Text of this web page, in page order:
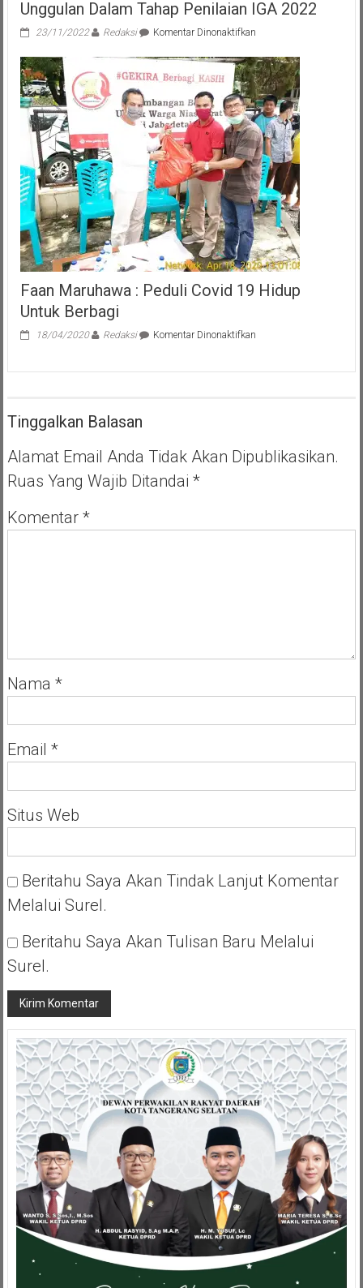
Unggulan Dalam Tahap Penilaian IGA 2022
23/11/2022 Redaksi Komentar Dinonaktifkanpada
Nias
Barat
Paparkan
Dua
Inovasi
Unggulan
Dalam
Tahap
Penilaian
IGA
2022
Faan Maruhawa : Peduli Covid 19 Hidup
Untuk Berbagi
18/04/2020 Redaksi Komentar Dinonaktifkanpada
Untuk
Berbagi
Tinggalkan Balasan
Alamat Email Anda Tidak Akan Dipublikasikan.
Ruas Yang Wajib Ditandai *
Komentar *
Nama *
Email *
Situs Web
Beritahu Saya Akan Tindak Lanjut Komentar
Melalui Surel.
Beritahu Saya Akan Tulisan Baru Melalui
Surel.